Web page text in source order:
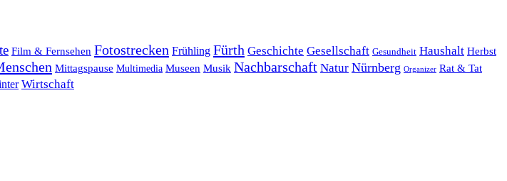
Film & Fernsehen Fotostrecken Frühling Fürth Geschichte Gesellschaft Gesundheit Haushalt Herbst
Mittagspause Multimedia Museen Musik Nachbarschaft Natur Nürnberg Organizer Rat & Tat
Wirtschaft